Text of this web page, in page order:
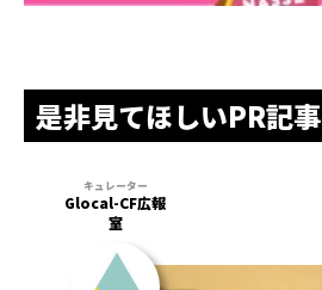
是非見てほしいPR記事
Glocal-CF広報
室